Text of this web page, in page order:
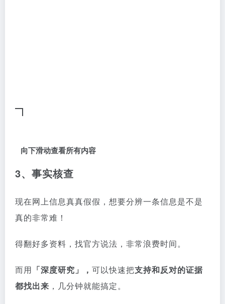
向下滑动查看所有内容
3、事实核查
现在网上信息真真假假，想要分辨一条信息是不是
真的非常难！
得翻好多资料，找官方说法，非常浪费时间。
而用 「深度研究」， 可以快速把支持和反对的证据
都找出来 ，几分钟就能搞定。